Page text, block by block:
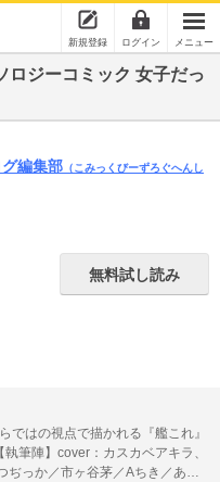
新規登録 ログイン メニュー
ロジーコミック 女子だっ
編集部 （こみっくびーずろぐへんし
無料試し読み
はの視点で描かれる『艦これ』
筆陣】cover：カスカベアキラ、
っか／市ヶ谷茅／Aちき／あら